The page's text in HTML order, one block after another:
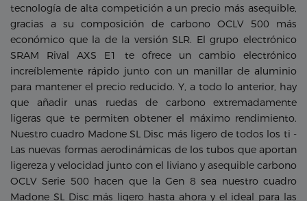
tecnología de alta competición a un precio más asequible,
gracias a su composición de carbono OCLV 500 más
económico que la de la versión SLR. El grupo electrónico
SRAM Rival AXS E1 te ofrece un cambio electrónico
increíblemente rápido junto con un manillar de aluminio
para mantener el precio reducido. Y, a todo lo anterior, hay
que añadir unas ruedas de carbono extremadamente
ligeras que te permiten obtener el máximo rendimiento.
Nuestro cuadro Madone SL Disc más ligero de todos los ti -
Las nuevas formas aerodinámicas de los tubos que aportan
ligereza y velocidad junto con el liviano y asequible carbono
OCLV Serie 500 hacen que la Gen 8 sea nuestro cuadro
Madone SL Disc más ligero hasta ahora y el ideal para las